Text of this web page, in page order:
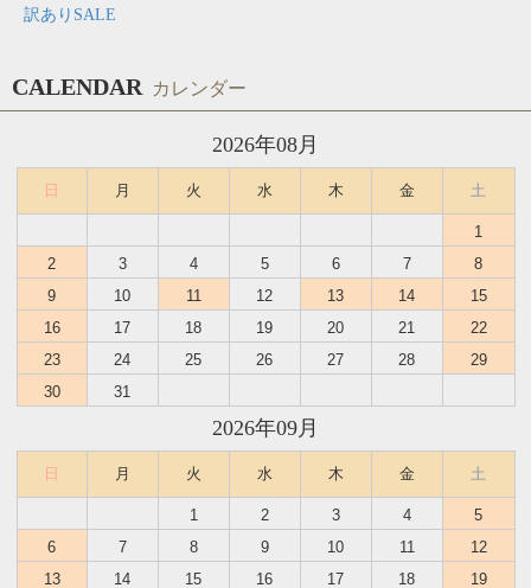
訳ありSALE
CALENDAR カレンダー
2026年08月
日 月 火 水 木 金 土
1
2
3 4 5 6 7
8
9
10 11 12 13 14
15
16
17 18 19 20 21
22
23
24 25 26 27 28
29
30
31
2026年09月
日 月 火 水 木 金 土
1 2 3 4
5
6
7 8 9 10 11
12
13
14 15 16 17 18 19